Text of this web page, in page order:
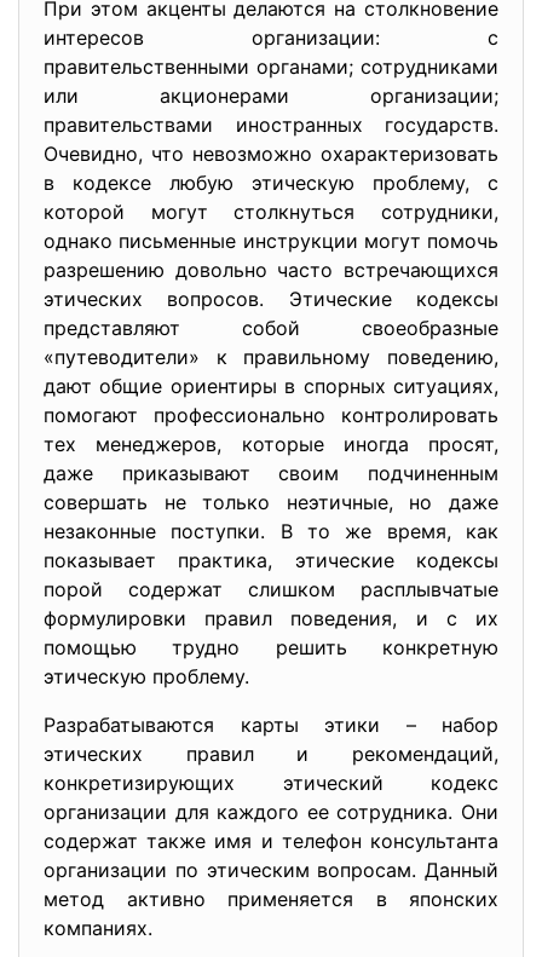
При этом акценты делаются на столкновение
интересов организации: с
правительственными органами; сотрудниками
или акционерами организации;
правительствами иностранных государств.
Очевидно, что невозможно охарактеризовать
в кодексе любую этическую проблему, с
которой могут столкнуться сотрудники,
однако письменные инструкции могут помочь
разрешению довольно часто встречающихся
этических вопросов. Этические кодексы
представляют собой своеобразные
«путеводители» к правильному поведению,
дают общие ориентиры в спорных ситуациях,
помогают профессионально контролировать
тех менеджеров, которые иногда просят,
даже приказывают своим подчиненным
совершать не только неэтичные, но даже
незаконные поступки. В то же время, как
показывает практика, этические кодексы
порой содержат слишком расплывчатые
формулировки правил поведения, и с их
помощью трудно решить конкретную
этическую проблему.
Разрабатываются карты этики – набор
этических правил и рекомендаций,
конкретизирующих этический кодекс
организации для каждого ее сотрудника. Они
содержат также имя и телефон консультанта
организации по этическим вопросам. Данный
метод активно применяется в японских
компаниях.